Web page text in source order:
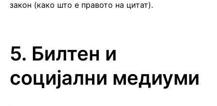
закон (како што е правото на цитат).
5. Билтен и
социјални медиуми